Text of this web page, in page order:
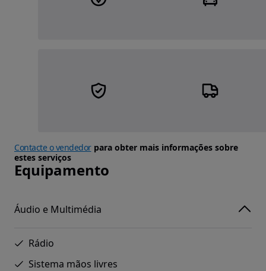
Contacte o vendedorpara obter mais informações sobre
estes serviços
Equipamento
Áudio e Multimédia
Rádio
Sistema mãos livres